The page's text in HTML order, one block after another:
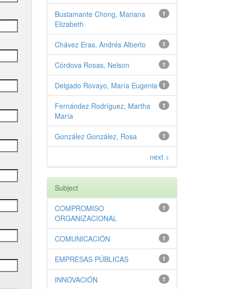
1
Bustamante Chong, Mariana
Elizabeth
1
Chávez Eras, Andrés Alberto
1
Córdova Rosas, Nelson
1
Delgado Rovayo, María Eugenia
1
Fernández Rodríguez, Martha
María
1
González González, Rosa
next >
Subject
1
COMPROMISO
ORGANIZACIONAL
1
COMUNICACIÓN
1
EMPRESAS PÚBLICAS
1
INNOVACIÓN